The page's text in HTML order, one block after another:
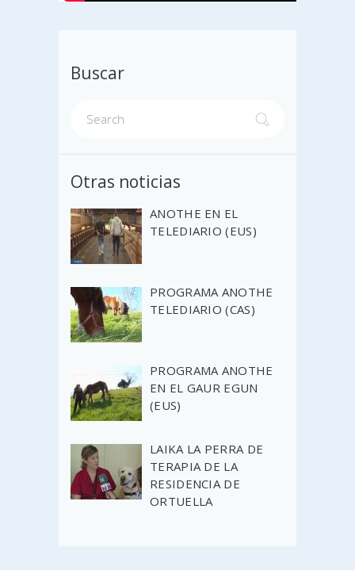
Buscar
Otras noticias
ANOTHE EN EL
TELEDIARIO (EUS)
PROGRAMA ANOTHE
TELEDIARIO (CAS)
PROGRAMA ANOTHE
EN EL GAUR EGUN
(EUS)
LAIKA LA PERRA DE
TERAPIA DE LA
RESIDENCIA DE
ORTUELLA